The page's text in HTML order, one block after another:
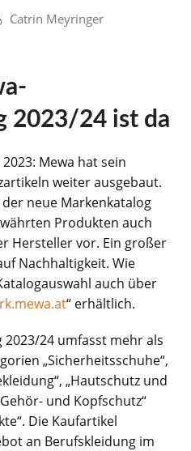
Catrin Meyringer
2023/24 ist da
Mewa hat sein
weiter ausgebaut.
neue Markenkatalog
Produkten auch
Hersteller vor. Ein großer
Nachhaltigkeit. Wie
auch über
“ erhältlich.
24 umfasst mehr als
„Sicherheitsschuhe“,
„Hautschutz und
und Kopfschutz“
Die Kaufartikel
an Berufskleidung im